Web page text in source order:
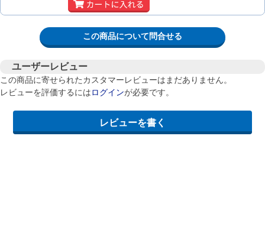
この商品について問合せる
ユーザーレビュー
この商品に寄せられたカスタマーレビューはまだありません。
レビューを評価するにはログインが必要です。